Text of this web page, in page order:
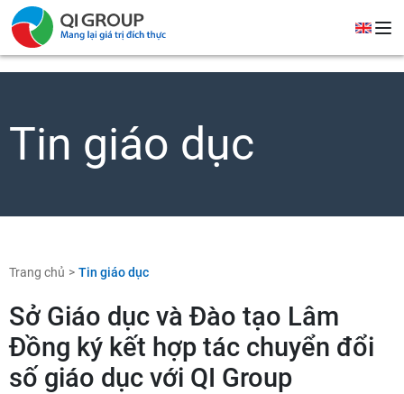
Tin giáo dục
Trang chủ Tin giáo dục
Sở Giáo dục và Đào tạo Lâm
Đồng ký kết hợp tác chuyển đổi
số giáo dục với QI Group